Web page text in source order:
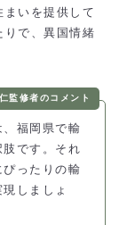
いを提供して
りで、異国情緒
監修者のコメント
福岡県で輸
肢です。それ
ったりの輸
しましょ